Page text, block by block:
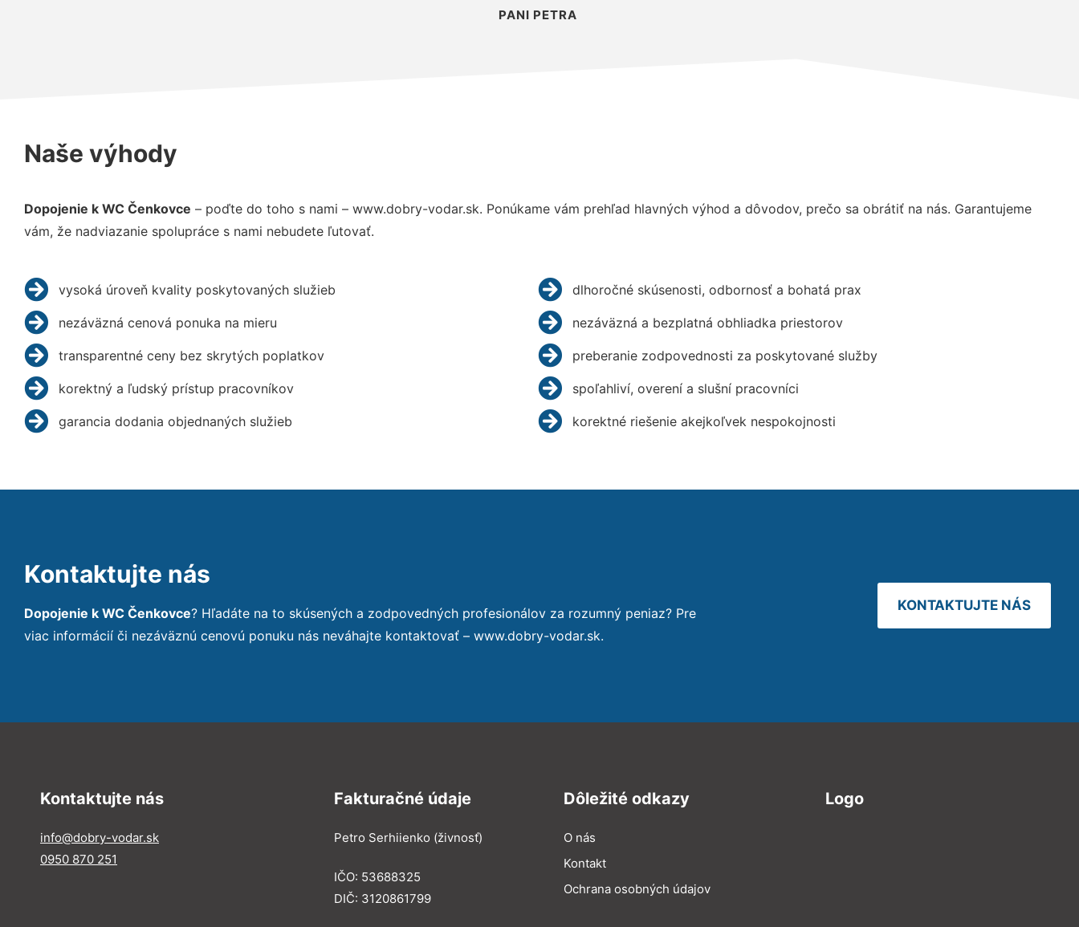
PANI PETRA
Naše výhody
Dopojenie k WC Čenkovce – poďte do toho s nami – www.dobry-vodar.sk. Ponúkame vám prehľad hlavných výhod a dôvodov, prečo sa obrátiť na nás. Garantujeme
vám, že nadviazanie spolupráce s nami nebudete ľutovať.
vysoká úroveň kvality poskytovaných služieb
nezáväzná cenová ponuka na mieru
transparentné ceny bez skrytých poplatkov
korektný a ľudský prístup pracovníkov
garancia dodania objednaných služieb
dlhoročné skúsenosti, odbornosť a bohatá prax
nezáväzná a bezplatná obhliadka priestorov
preberanie zodpovednosti za poskytované služby
spoľahliví, overení a slušní pracovníci
korektné riešenie akejkoľvek nespokojnosti
Kontaktujte nás
Dopojenie k WC Čenkovce? Hľadáte na to skúsených a zodpovedných profesionálov za rozumný peniaz? Pre
viac informácií či nezáväznú cenovú ponuku nás neváhajte kontaktovať – www.dobry-vodar.sk.
KONTAKTUJTE NÁS
Kontaktujte nás
info@dobry-vodar.sk
0950 870 251
Fakturačné údaje
Petro Serhiienko (živnosť)
IČO: 53688325
DIČ: 3120861799
Dôležité odkazy
O nás
Kontakt
Ochrana osobných údajov
Logo